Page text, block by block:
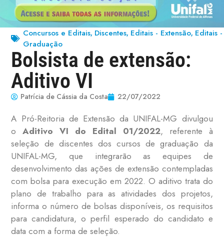
Concursos e Editais, Discentes, Editais - Extensão, Editais -
Graduação
Bolsista de extensão:
Aditivo VI
Patrícia de Cássia da Costa 22/07/2022
A Pró-Reitoria de Extensão da UNIFAL-MG divulgou
oAditivo VI do Edital 01/2022, referente à
seleção de discentes dos cursos de graduação da
UNIFAL-MG, que integrarão as equipes de
desenvolvimento das ações de extensão contempladas
com bolsa para execução em 2022. O aditivo trata do
plano de trabalho para as atividades dos projetos,
informa o número de bolsas disponíveis, os requisitos
para candidatura, o perfil esperado do candidato e
data com a forma de seleção.